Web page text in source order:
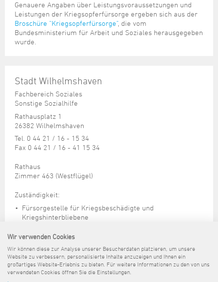
Genauere Angaben über Leistungsvoraussetzungen und
Leistungen der Kriegsopferfürsorge ergeben sich aus der
Broschüre "Kriegsopferfürsorge" , die vom
Bundesministerium für Arbeit und Soziales herausgegeben
wurde.
Stadt Wilhelmshaven
Fachbereich Soziales
Sonstige Sozialhilfe
Rathausplatz 1
26382 Wilhelmshaven
Tel. 0 44 21 / 16 - 15 34
Fax 0 44 21 / 16 - 41 15 34
Rathaus
Zimmer 463 (Westflügel)
Zuständigkeit:
Fürsorgestelle für Kriegsbeschädigte und
Kriegshinterbliebene
Wohnraum
Wir verwenden Cookies
Wir können diese zur Analyse unserer Besucherdaten platzieren, um unsere
Website zu verbessern, personalisierte Inhalte anzuzeigen und Ihnen ein
großartiges Website-Erlebnis zu bieten. Für weitere Informationen zu den von uns
verwendeten Cookies öffnen Sie die Einstellungen.